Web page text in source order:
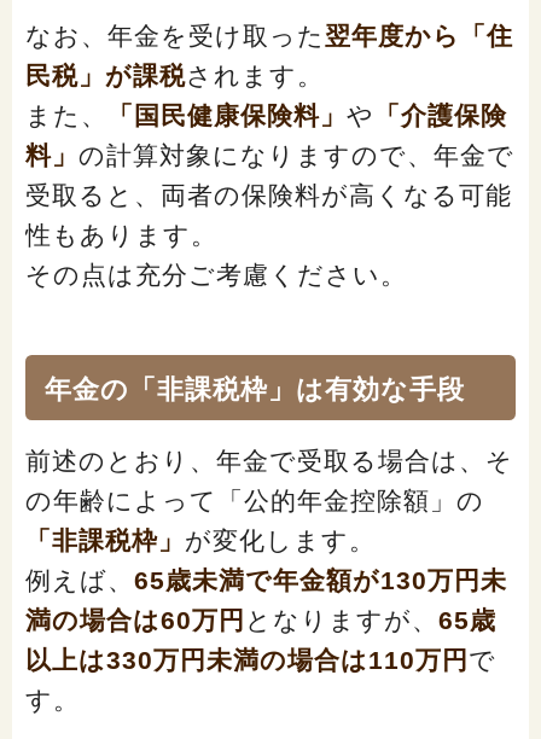
なお、年金を受け取った 翌年度から「住
民税」が課税されます。
また、
「国民健康保険料」 や
「介護保険
料」 の計算対象になりますので、年金で
受取ると、両者の保険料が高くなる可能
性もあります。
その点は充分ご考慮ください。
年金の「非課税枠」は有効な手段
前述のとおり、年金で受取る場合は、そ
の年齢によって「公的年金控除額」の
「非課税枠」 が変化します。
例えば、 65歳未満で年金額が130万円未
満の場合は60万円 となりますが、 65歳
以上は330万円未満の場合は110万円 で
す。